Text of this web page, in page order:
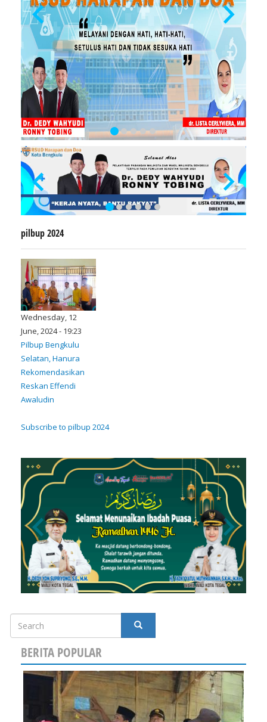
pilbup 2024
Wednesday, 12
June, 2024 - 19:23
Pilbup Bengkulu
Selatan, Hanura
Rekomendasikan
Reskan Effendi
Awaludin
Subscribe to pilbup 2024
Search
SEARCH
BERITA POPULAR